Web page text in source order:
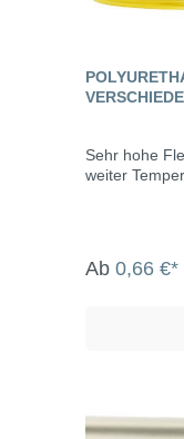
Sehr hohe
weiter
Ab 0,66 €*